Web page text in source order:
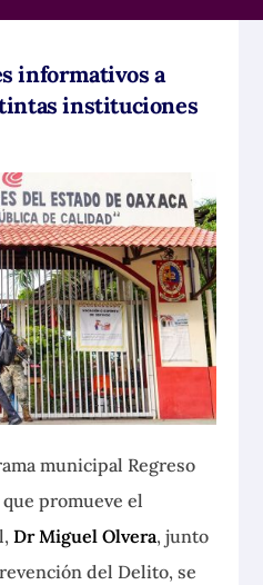
informativos a
instituciones
municipal Regreso
promueve el
Dr Miguel Olvera,junto
del Delito, se